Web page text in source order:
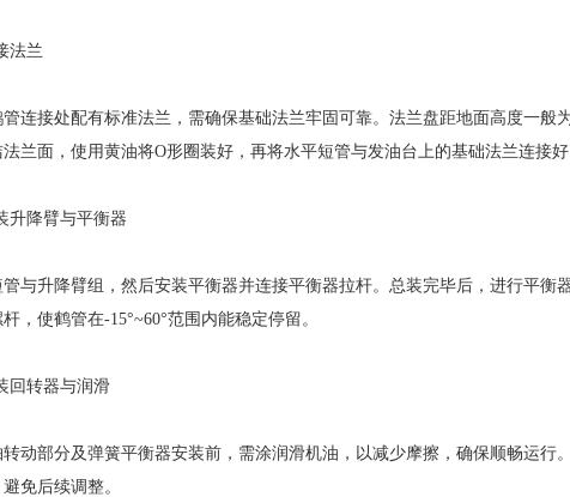
法兰
连接处配有标准法兰，需确保基础法兰牢固可靠。法兰盘距地面高度一般
兰面，使用黄油将O形圈装好，再将水平短管与发油台上的基础法兰连接好
升降臂与平衡器
与升降臂组，然后安装平衡器并连接平衡器拉杆。总装完毕后，进行平衡
，使鹤管在-15°~60°范围内能稳定停留。
回转器与润滑
动部分及弹簧平衡器安装前，需涂润滑机油，以减少摩擦，确保顺畅运行
免后续调整。